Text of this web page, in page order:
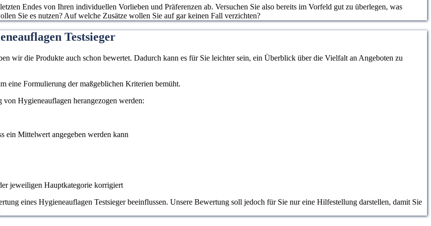
Endes von Ihren individuellen Vorlieben und Präferenzen ab. Versuchen Sie also bereits im Vorfeld gut zu überlegen, was
Sie es nutzen? Auf welche Zusätze wollen Sie auf gar keinen Fall verzichten?
Testsieger
wir die Produkte auch schon bewertet. Dadurch kann es für Sie leichter sein, ein Überblick über die Vielfalt an Angeboten zu
eine Formulierung der maßgeblichen Kriterien bemüht.
Hygieneauflagen herangezogen werden:
ein Mittelwert angegeben werden kann
jeweiligen Hauptkategorie korrigiert
eines Hygieneauflagen Testsieger beeinflussen. Unsere Bewertung soll jedoch für Sie nur eine Hilfestellung darstellen, damit Sie